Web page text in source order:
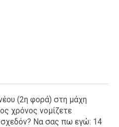
(2η φορά) στη μάχη
χρόνος νομίζετε
σχεδόν? Να σας πω εγώ: 14